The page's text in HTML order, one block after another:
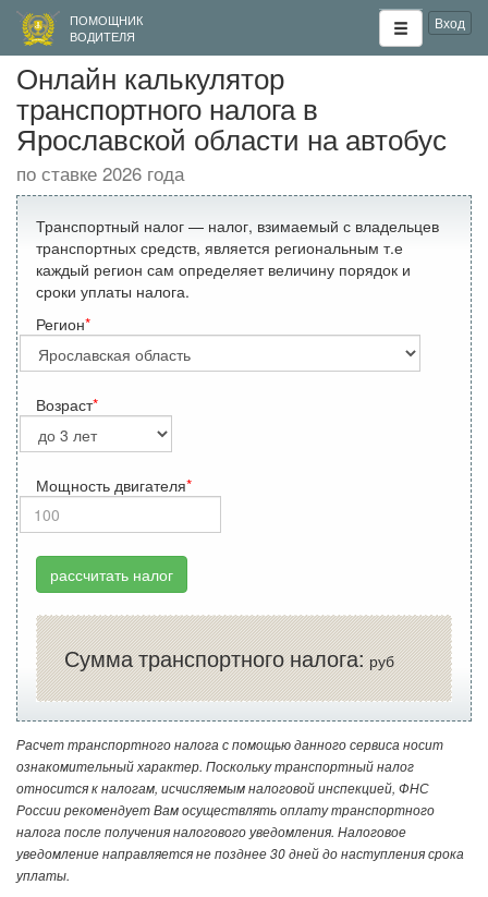
ПОМОЩНИК
ВОДИТЕЛЯ
Вход
Онлайн калькулятор
транспортного налога в
Ярославской области на автобус
по ставке 2026 года
Транспортный налог — налог, взимаемый с владельцев
транспортных средств, является региональным т.е
каждый регион сам определяет величину порядок и
сроки уплаты налога.
Регион
Возраст
Мощность двигателя
рассчитать налог
Сумма транспортного налога:руб
Расчет транспортного налога с помощью данного сервиса носит
ознакомительный характер. Поскольку транспортный налог
относится к налогам, исчисляемым налоговой инспекцией, ФНС
России рекомендует Вам осуществлять оплату транспортного
налога после получения налогового уведомления. Налоговое
уведомление направляется не позднее 30 дней до наступления срока
уплаты.